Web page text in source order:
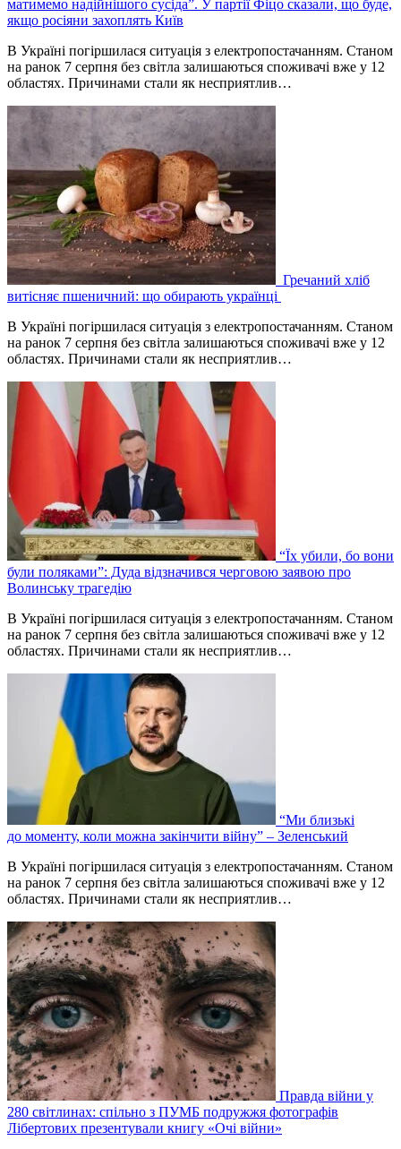
матимемо надійнішого сусіда”. У партії Фіцо сказали, що буде,
якщо росіяни захоплять Київ
В Україні погіршилася ситуація з електропостачанням. Станом
на ранок 7 серпня без світла залишаються споживачі вже у 12
областях. Причинами стали як несприятлив…
Гречаний хліб
витісняє пшеничний: що обирають українці
В Україні погіршилася ситуація з електропостачанням. Станом
на ранок 7 серпня без світла залишаються споживачі вже у 12
областях. Причинами стали як несприятлив…
“Їх убили, бо вони
були поляками”: Дуда відзначився черговою заявою про
Волинську трагедію
В Україні погіршилася ситуація з електропостачанням. Станом
на ранок 7 серпня без світла залишаються споживачі вже у 12
областях. Причинами стали як несприятлив…
“Ми близькі
до моменту, коли можна закінчити війну” – Зеленський
В Україні погіршилася ситуація з електропостачанням. Станом
на ранок 7 серпня без світла залишаються споживачі вже у 12
областях. Причинами стали як несприятлив…
Правда війни у
280 світлинах: спільно з ПУМБ подружжя фотографів
Лібертових презентували книгу «Очі війни»